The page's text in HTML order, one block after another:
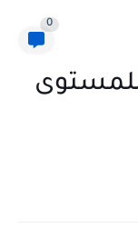
0
للمستوى